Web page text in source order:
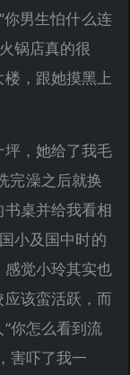
你男生怕什么连
锅店真的很
，跟她摸黑上
，她给了我毛
完澡之后就换
桌并给我看相
小及国中时的
觉小玲其实也
该蛮活跃，而
你怎么看到流
害吓了我一